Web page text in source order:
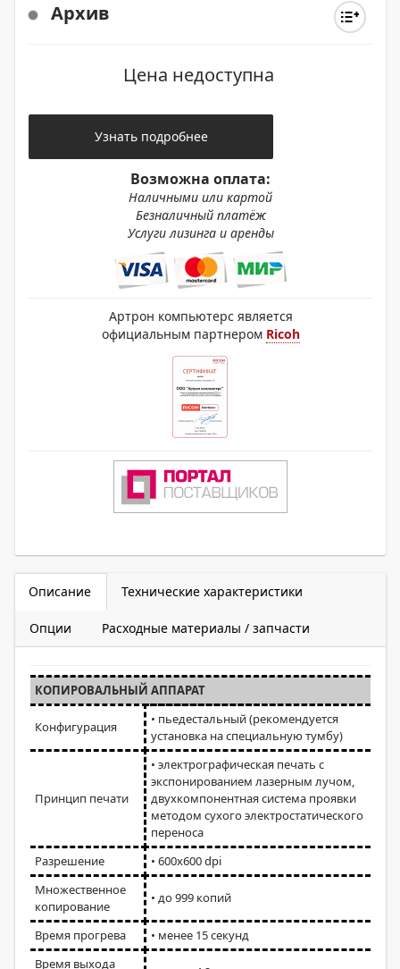
Архив
Цена недоступна
Узнать подробнее
Возможна оплата:
Наличными или картой
Безналичный платёж
Услуги лизинга и аренды
Артрон компьютерс является
официальным партнером Ricoh
Описание Технические характеристики
Опции Расходные материалы / запчасти
КОПИРОВАЛЬНЫЙ АППАРАТ
Конфигурация
• пьедестальный (рекомендуется
установка на специальную тумбу)
Принцип печати
• электрографическая печать с
экспонированием лазерным лучом,
двухкомпонентная система проявки
методом сухого электростатического
переноса
Разрешение
• 600х600 dpi
Множественное
копирование
• до 999 копий
Время прогрева
• менее 15 секунд
Время выхода